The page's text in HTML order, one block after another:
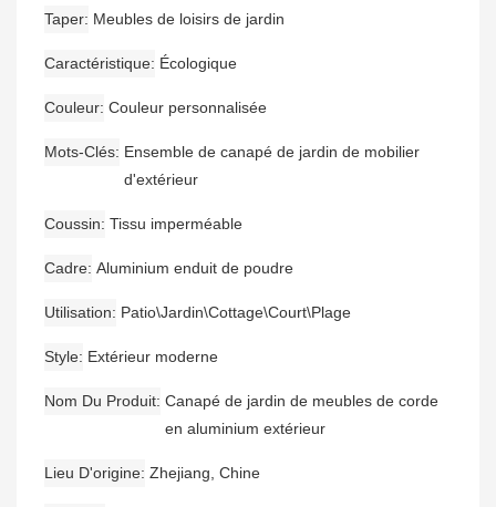
Taper Meubles de loisirs de jardin
Caractéristique Écologique
Couleur Couleur personnalisée
Mots-Clés Ensemble de canapé de jardin de mobilier
d'extérieur
Coussin Tissu imperméable
Cadre Aluminium enduit de poudre
Utilisation Patio\Jardin\Cottage\Court\Plage
Style Extérieur moderne
Nom Du Produit Canapé de jardin de meubles de corde
en aluminium extérieur
Lieu D'origine Zhejiang, Chine